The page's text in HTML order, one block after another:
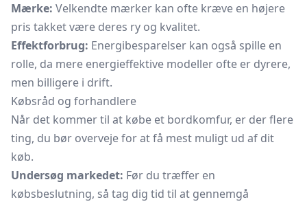
Mærke: Velkendte mærker kan ofte kræve en højere
pris takket være deres ry og kvalitet.
Effektforbrug: Energibesparelser kan også spille en
rolle, da mere energieffektive modeller ofte er dyrere,
men billigere i drift.
Købsråd og forhandlere
Når det kommer til at købe et bordkomfur, er der flere
ting, du bør overveje for at få mest muligt ud af dit
køb.
Undersøg markedet: Før du træffer en
købsbeslutning, så tag dig tid til at gennemgå